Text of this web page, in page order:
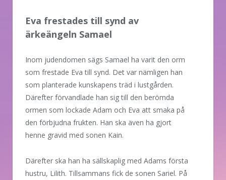
Eva frestades till synd av
ärkeängeln Samael
Inom judendomen sägs Samael ha varit den orm
som frestade Eva till synd. Det var nämligen han
som planterade kunskapens träd i lustgården.
Därefter förvandlade han sig till den berömda
ormen som lockade Adam och Eva att smaka på
den förbjudna frukten. Han ska även ha gjort
henne gravid med sonen Kain.
Därefter ska han ha sällskaplig med Adams första
hustru, Lilith. Tillsammans fick de sonen Sariel. På